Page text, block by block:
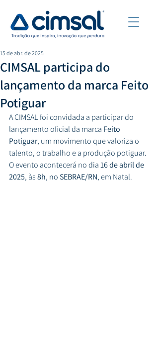
CIMSAL participa do
lançamento da marca Feito
Potiguar
15 de abr. de 2025
A CIMSAL foi convidada a participar do
lançamento oficial da marca Feito
Potiguar, um movimento que valoriza o
talento, o trabalho e a produção potiguar.
O evento acontecerá no dia 16 de abril de
2025, às 8h, no SEBRAE/RN, em Natal.